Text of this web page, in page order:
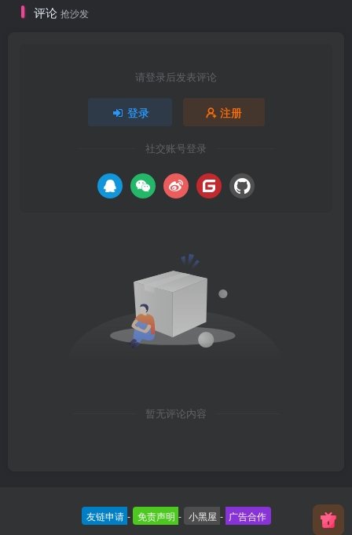
评论 抢沙发
请登录后发表评论
登录 注册
社交账号登录
暂无评论内容
友链申请 - 免责声明 - 小黑屋 - 广告合作